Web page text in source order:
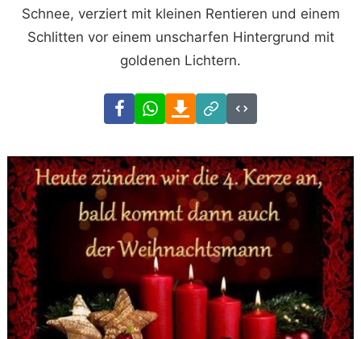
Schnee, verziert mit kleinen Rentieren und einem
Schlitten vor einem unscharfen Hintergrund mit
goldenen Lichtern.
FacebookWhatsAppDownload
Link
Code